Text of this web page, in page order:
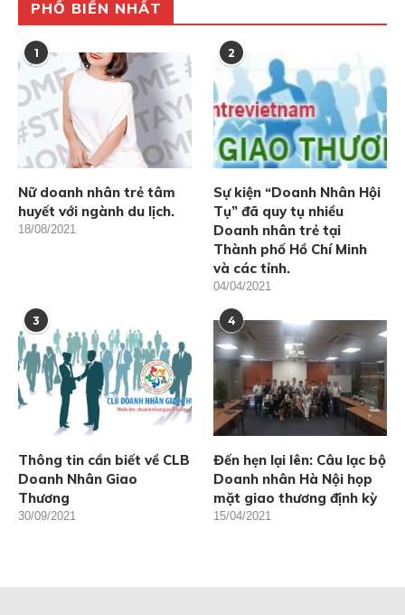
PHỔ BIẾN NHẤT
1
Nữ doanh nhân trẻ tâm
huyết với ngành du lịch.
18/08/2021
2
Sự kiện “Doanh Nhân Hội
Tụ” đã quy tụ nhiều
Doanh nhân trẻ tại
Thành phố Hồ Chí Minh
và các tỉnh.
04/04/2021
3
Thông tin cần biết về CLB
Doanh Nhân Giao
Thương
30/09/2021
4
Đến hẹn lại lên: Câu lạc bộ
Doanh nhân Hà Nội họp
mặt giao thương định kỳ
15/04/2021